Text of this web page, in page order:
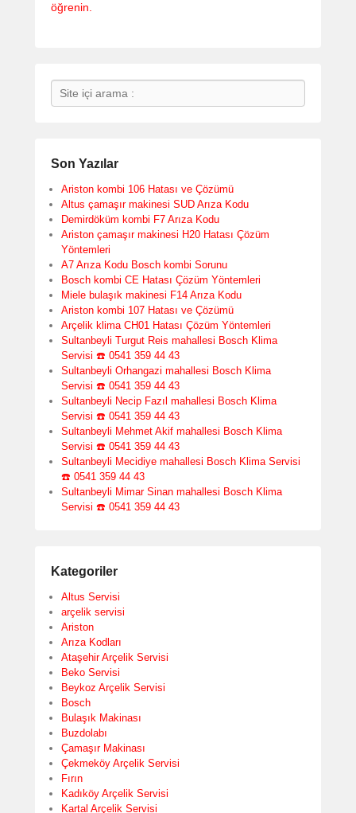
öğrenin.
Search
Son Yazılar
Ariston kombi 106 Hatası ve Çözümü
Altus çamaşır makinesi SUD Arıza Kodu
Demirdöküm kombi F7 Arıza Kodu
Ariston çamaşır makinesi H20 Hatası Çözüm
Yöntemleri
A7 Arıza Kodu Bosch kombi Sorunu
Bosch kombi CE Hatası Çözüm Yöntemleri
Miele bulaşık makinesi F14 Arıza Kodu
Ariston kombi 107 Hatası ve Çözümü
Arçelik klima CH01 Hatası Çözüm Yöntemleri
Sultanbeyli Turgut Reis mahallesi Bosch Klima
Servisi ☎️ 0541 359 44 43
Sultanbeyli Orhangazi mahallesi Bosch Klima
Servisi ☎️ 0541 359 44 43
Sultanbeyli Necip Fazıl mahallesi Bosch Klima
Servisi ☎️ 0541 359 44 43
Sultanbeyli Mehmet Akif mahallesi Bosch Klima
Servisi ☎️ 0541 359 44 43
Sultanbeyli Mecidiye mahallesi Bosch Klima Servisi
☎️ 0541 359 44 43
Sultanbeyli Mimar Sinan mahallesi Bosch Klima
Servisi ☎️ 0541 359 44 43
Kategoriler
Altus Servisi
arçelik servisi
Ariston
Arıza Kodları
Ataşehir Arçelik Servisi
Beko Servisi
Beykoz Arçelik Servisi
Bosch
Bulaşık Makinası
Buzdolabı
Çamaşır Makinası
Çekmeköy Arçelik Servisi
Fırın
Kadıköy Arçelik Servisi
Kartal Arçelik Servisi